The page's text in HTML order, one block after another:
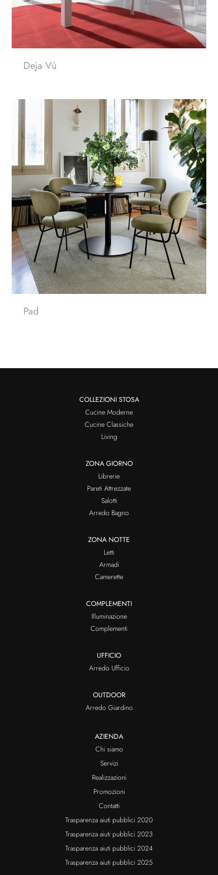
Deja Vù
Pad
COLLEZIONI STOSA
Cucine Moderne
Cucine Classiche
Living
ZONA GIORNO
Librerie
Pareti Attrezzate
Salotti
Arredo Bagno
ZONA NOTTE
Letti
Armadi
Camerette
COMPLEMENTI
Illuminazione
Complementi
UFFICIO
Arredo Ufficio
OUTDOOR
Arredo Giardino
AZIENDA
Chi siamo
Servizi
Realizzazioni
Promozioni
Contatti
Trasparenza aiuti pubblici 2020
Trasparenza aiuti pubblici 2023
Trasparenza aiuti pubblici 2024
Trasparenza aiuti pubblici 2025